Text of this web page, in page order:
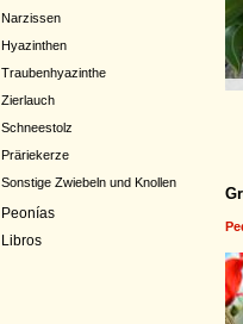
Narzissen
Hyazinthen
Traubenhyazinthe
Zierlauch
Schneestolz
Präriekerze
Sonstige Zwiebeln und Knollen
Peonías
Libros